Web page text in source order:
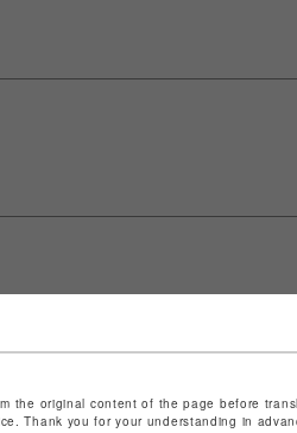
SHOP
the original content of the page before
Thank you for your understanding in